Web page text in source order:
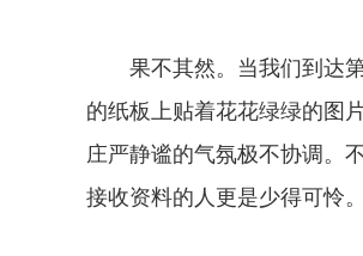
果不其然。当我们到达第
的纸板上贴着花花绿绿的图
庄严静谧的气氛极不协调。
接收资料的人更是少得可怜。